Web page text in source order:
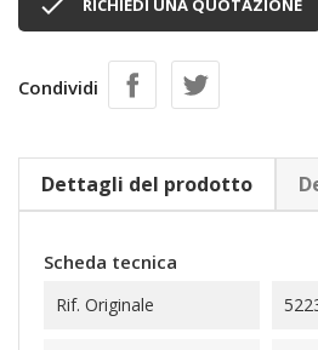
 RICHIEDI UNA QUOTAZIONE
Condividi
Dettagli del prodotto
Scheda tecnica
Rif. Originale